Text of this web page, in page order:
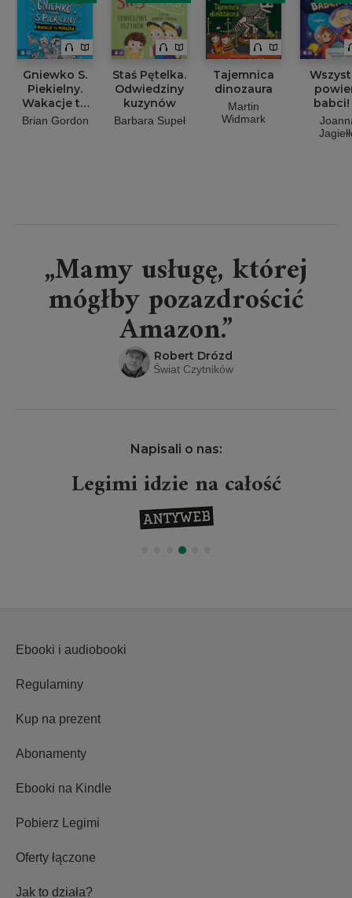
Gniewko S.
Piekielny.
Wakacje to
porażka
Brian Gordon
Staś Pętelka.
Odwiedziny
kuzynów
Barbara Supeł
Tajemnica
dinozaura
Martin
Widmark
babci!
„Mamy usługę, której
mógłby pozazdrościć
Amazon.”
Robert Drózd
Świat Czytników
Napisali o nas:
Legimi idzie na całość
Ebooki i audiobooki
Regulaminy
Kup na prezent
Abonamenty
Ebooki na Kindle
Pobierz Legimi
Oferty łączone
Jak to działa?